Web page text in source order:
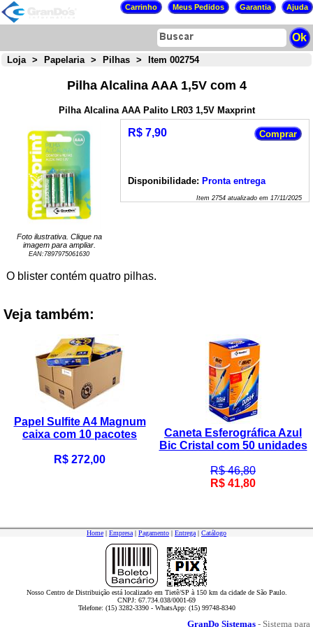
Loja > Papelaria > Pilhas > Item 002754
Pilha Alcalina AAA 1,5V com 4
Pilha Alcalina AAA Palito LR03 1,5V Maxprint
Foto ilustrativa. Clique na
imagem para ampliar.
EAN: 7897975061630
R$ 7,90
Disponibilidade: Pronta entrega
Item 2754atualizado em 17/11/2025
O blister contém quatro pilhas.
Veja também:
Papel Sulfite A4 Magnum
caixa com 10 pacotes
R$ 272,00
Caneta Esferográfica Azul
Bic Cristal com 50 unidades
R$ 46,80
R$ 41,80
Home | Empresa| Pagamento | Entrega| Catálogo
Nosso Centro de Distribuição está localizado em Tietê/SP à 150 km da cidade de São Paulo.
CNPJ: 67.734.038/0001-69
Telefone: (15) 3282-3390 - WhatsApp: (15) 99748-8340
GranDo Sistemas- Sistema para